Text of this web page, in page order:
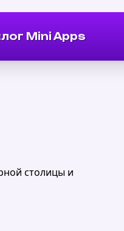
Mini Apps
столицы и